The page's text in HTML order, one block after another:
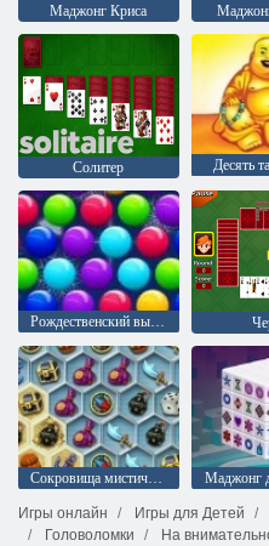
Маджонг Криса
Солитер Десять
Рождественский выпуск: Забавные пузыри
Сокровища мистического моря Mаджонг
Игры онлайн
Игры для Детей
Головоломки
На